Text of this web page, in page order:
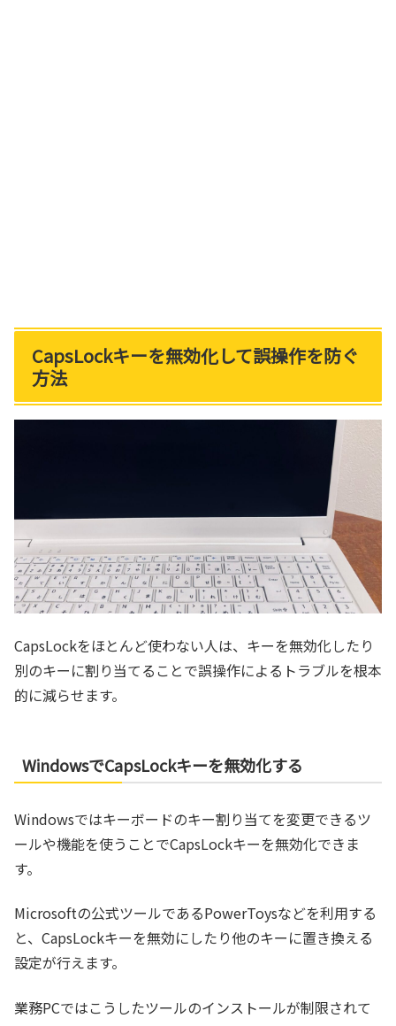
CapsLockキーを無効化して誤操作を防ぐ
方法
CapsLockをほとんど使わない人は、キーを無効化したり
別のキーに割り当てることで誤操作によるトラブルを根本
的に減らせます。
WindowsでCapsLockキーを無効化する
Windowsではキーボードのキー割り当てを変更できるツ
ールや機能を使うことでCapsLockキーを無効化できま
す。
Microsoftの公式ツールであるPowerToysなどを利用する
と、CapsLockキーを無効にしたり他のキーに置き換える
設定が行えます。
業務PCではこうしたツールのインストールが制限されて